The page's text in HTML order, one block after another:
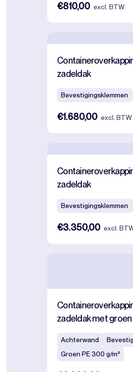
€810,00 excl. BTW
zadeldak
Bevestigingsklemmen
€1.680,00 excl. BTW
zadeldak
Bevestigingsklemmen
€3.350,00 excl.
zadeldak met groen
Achterwand
Groen PE 300 g/m²